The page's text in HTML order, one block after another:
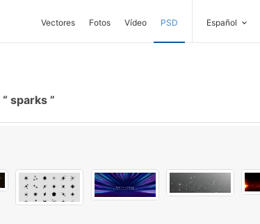
Vectores Fotos Vídeo PSD Español
sparks